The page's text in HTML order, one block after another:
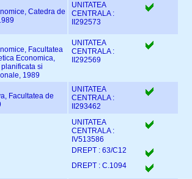
Catedra de
UNITATEA
CENTRALA :
II292573
Facultatea
Economica,
si
1989
UNITATEA
CENTRALA :
II292569
Facultatea de
UNITATEA
CENTRALA :
II293462
UNITATEA
CENTRALA :
IV513586
DREPT : 63/C12
DREPT : C.1094